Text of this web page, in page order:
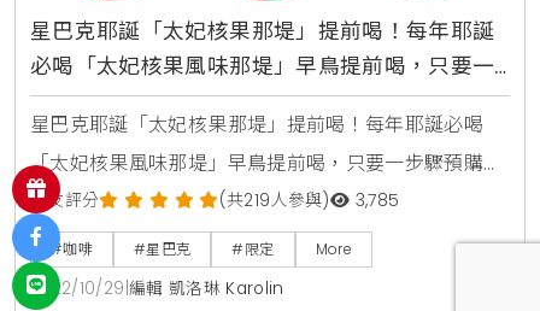
星巴克耶誕「太妃核果那堤」提前喝！每年耶誕
必喝「太妃核果風味那堤」早鳥提前喝，只要一
步驟預購10/31就喝得到
星巴克耶誕「太妃核果那堤」提前喝！每年耶誕必喝
「太妃核果風味那堤」早鳥提前喝，只要一步驟預購
10/31就喝得到星巴克耶誕限定飲品開賣日：11月2日品
項：太妃核果風味那堤、太妃核果風味冷萃咖啡、太妃
核果風味氮氣冷萃咖啡、薄荷風味摩卡咖啡早鳥提前喝
網友評分 (共219人參與) 3,785
#咖啡 #星巴克 #限定 More
2022/10/29 編輯 凱洛琳 Karolin